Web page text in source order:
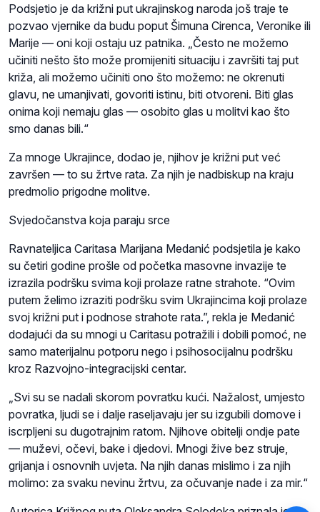
Podsjetio je da križni put ukrajinskog naroda još traje te
pozvao vjernike da budu poput Šimuna Cirenca, Veronike ili
Marije — oni koji ostaju uz patnika. „Često ne možemo
učiniti nešto što može promijeniti situaciju i završiti taj put
križa, ali možemo učiniti ono što možemo: ne okrenuti
glavu, ne umanjivati, govoriti istinu, biti otvoreni. Biti glas
onima koji nemaju glas — osobito glas u molitvi kao što
smo danas bili.“
Za mnoge Ukrajince, dodao je, njihov je križni put već
završen — to su žrtve rata. Za njih je nadbiskup na kraju
predmolio prigodne molitve.
Svjedočanstva koja paraju srce
Ravnateljica Caritasa Marijana Medanić podsjetila je kako
su četiri godine prošle od početka masovne invazije te
izrazila podršku svima koji prolaze ratne strahote. “Ovim
putem želimo izraziti podršku svim Ukrajincima koji prolaze
svoj križni put i podnose strahote rata.”, rekla je Medanić
dodajući da su mnogi u Caritasu potražili i dobili pomoć, ne
samo materijalnu potporu nego i psihosocijalnu podršku
kroz Razvojno-integracijski centar.
„Svi su se nadali skorom povratku kući. Nažalost, umjesto
povratka, ljudi se i dalje raseljavaju jer su izgubili domove i
iscrpljeni su dugotrajnim ratom. Njihove obitelji ondje pate
— muževi, očevi, bake i djedovi. Mnogi žive bez struje,
grijanja i osnovnih uvjeta. Na njih danas mislimo i za njih
molimo: za svaku nevinu žrtvu, za očuvanje nade i za mir.“